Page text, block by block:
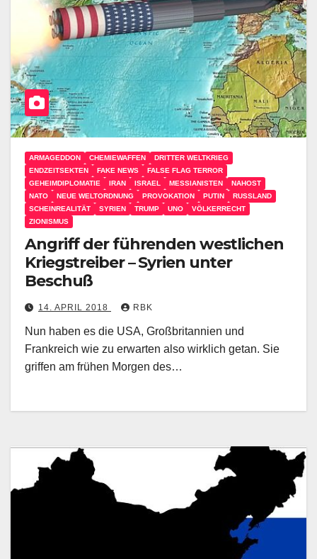
ARMAGEDDON CHEMIEWAFFEN
DRITTER WELTKRIEG
ENDZEITSEKTEN
FAKE NEWS
FALSE FLAG TERROR
GEHEIMDIPLOMATIE
IRAN ISRAEL MESSIANISTEN
NAHOST
NATO
NEUE WELTORDNUNG PROVOKATION PUTIN
RUSSLAND
SCHEINREALITÄT
SYRIEN TRUMP UNO
VÖLKERRECHT
ZIONISMUS
Angriff der führenden westlichen
Kriegstreiber – Syrien unter
Beschuß
14. APRIL 2018 RBK
Nun haben es die USA, Großbritannien und
Frankreich wie zu erwarten also wirklich getan. Sie
griffen am frühen Morgen des…